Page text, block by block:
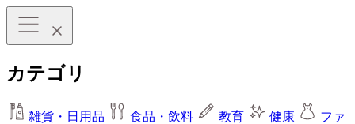
カテゴリ
雑貨・日用品 食品・飲料 教育 健康
ファ